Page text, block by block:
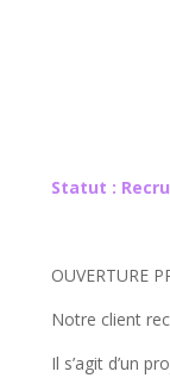
Statut :
OUVERTURE
Notre client
Il s’agit d’un